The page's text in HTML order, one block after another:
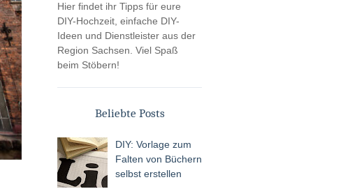
Hier findet ihr Tipps für eure
DIY-Hochzeit, einfache DIY-
Ideen und Dienstleister aus der
Region Sachsen. Viel Spaß
beim Stöbern!
Beliebte Posts
DIY: Vorlage zum
Falten von Büchern
selbst erstellen